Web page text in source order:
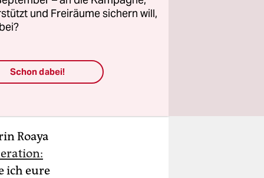
bei
hatte
Rest der
Roaya
ich eure
und Freiräume sichern will,
Schon dabei!